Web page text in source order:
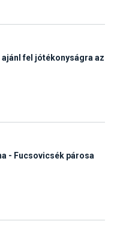
fel jótékonyságra az
- Fucsovicsék párosa